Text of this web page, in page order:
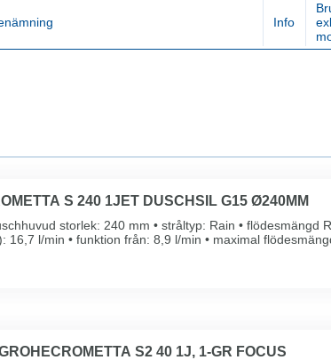
Info
S 240 1JET DUSCHSIL G15 Ø240MM
storlek: 240 mm • stråltyp: Rain • flödesmängd
16,7 l/min • funktion från: 8,9 l/min • maximal
S2 40 1J, 1-GR FOCUS